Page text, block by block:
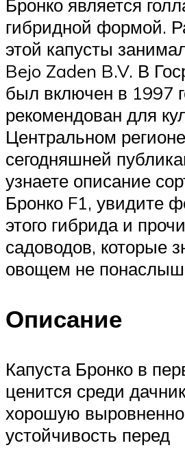
Бронко является
гибридной формой.
этой капусты
Bejo Zaden B.V. В
был включен в 1997
рекомендован для
Центральном
сегодняшней
узнаете описание
Бронко F1, увидите
этого гибрида и
садоводов, которые
овощем не
Описание
Капуста Бронко в
ценится среди
хорошую
устойчивость перед